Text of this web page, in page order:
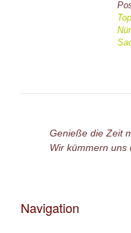
Genieße die Zeit
Wir kümmern uns
Navigation